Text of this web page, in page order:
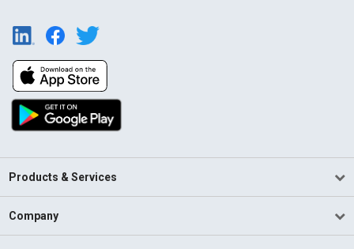
Products & Services
Company